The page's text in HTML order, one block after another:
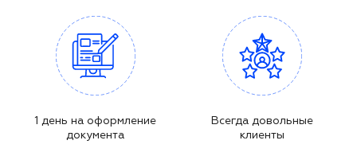
1 день на оформление
документа
Всегда довольные
клиенты